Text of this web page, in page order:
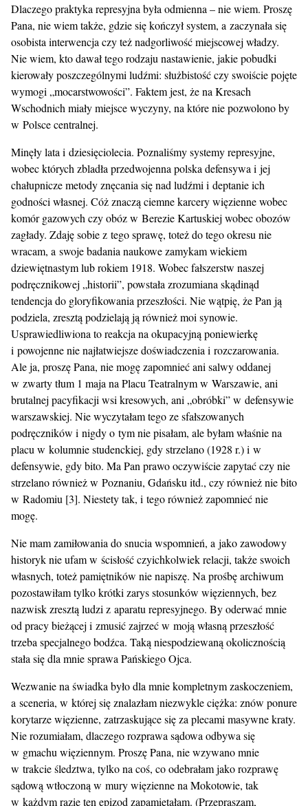
Dlaczego praktyka represyjna była odmienna – nie wiem. Proszę
Pana, nie wiem także, gdzie się kończył system, a zaczynała się
osobista interwencja czy też nadgorliwość miejscowej władzy.
Nie wiem, kto dawał tego rodzaju nastawienie, jakie pobudki
kierowały poszczególnymi ludźmi: służbistość czy swoiście pojęte
wymogi „mocarstwowości”. Faktem jest, że na Kresach
Wschodnich miały miejsce wyczyny, na które nie pozwolono by
w Polsce centralnej.
Minęły lata i dziesięciolecia. Poznaliśmy systemy represyjne,
wobec których zbladła przedwojenna polska defensywa i jej
chałupnicze metody znęcania się nad ludźmi i deptanie ich
godności własnej. Cóż znaczą ciemne karcery więzienne wobec
komór gazowych czy obóz w Berezie Kartuskiej wobec obozów
zagłady. Zdaję sobie z tego sprawę, toteż do tego okresu nie
wracam, a swoje badania naukowe zamykam wiekiem
dziewiętnastym lub rokiem 1918. Wobec fałszerstw naszej
podręcznikowej „historii”, powstała zrozumiana skądinąd
tendencja do gloryfikowania przeszłości. Nie wątpię, że Pan ją
podziela, zresztą podzielają ją również moi synowie.
Usprawiedliwiona to reakcja na okupacyjną poniewierkę
i powojenne nie najłatwiejsze doświadczenia i rozczarowania.
Ale ja, proszę Pana, nie mogę zapomnieć ani salwy oddanej
w zwarty tłum 1 maja na Placu Teatralnym w Warszawie, ani
brutalnej pacyfikacji wsi kresowych, ani „obróbki” w defensywie
warszawskiej. Nie wyczytałam tego ze sfałszowanych
podręczników i nigdy o tym nie pisałam, ale byłam właśnie na
placu w kolumnie studenckiej, gdy strzelano (1928 r.) i w
defensywie, gdy bito. Ma Pan prawo oczywiście zapytać czy nie
strzelano również w Poznaniu, Gdańsku itd., czy również nie bito
w Radomiu [3]. Niestety tak, i tego również zapomnieć nie
mogę.
Nie mam zamiłowania do snucia wspomnień, a jako zawodowy
historyk nie ufam w ścisłość czyichkolwiek relacji, także swoich
własnych, toteż pamiętników nie napiszę. Na prośbę archiwum
pozostawiłam tylko krótki zarys stosunków więziennych, bez
nazwisk zresztą ludzi z aparatu represyjnego. By oderwać mnie
od pracy bieżącej i zmusić zajrzeć w moją własną przeszłość
trzeba specjalnego bodźca. Taką niespodziewaną okolicznością
stała się dla mnie sprawa Pańskiego Ojca.
Wezwanie na świadka było dla mnie kompletnym zaskoczeniem,
a sceneria, w której się znalazłam niezwykle ciężka: znów ponure
korytarze więzienne, zatrzaskujące się za plecami masywne kraty.
Nie rozumiałam, dlaczego rozprawa sądowa odbywa się
w gmachu więziennym. Proszę Pana, nie wzywano mnie
w trakcie śledztwa, tylko na coś, co odebrałam jako rozprawę
sądową wtłoczoną w mury więzienne na Mokotowie, tak
w każdym razie ten epizod zapamiętałam. (Przepraszam,